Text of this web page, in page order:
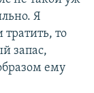
Я
тратить, то
запас,
ему